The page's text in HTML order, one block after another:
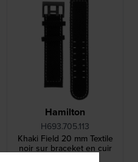
Hamilton
H693.705.113
Khaki Field 20 mm Textile
noir sur braceket en cuir